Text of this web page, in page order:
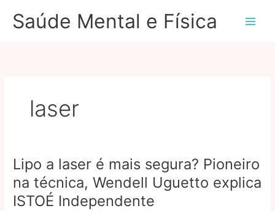
paraSaúde Mental e Física
laser
Lipo a laser é mais segura? Pioneiro
na técnica, Wendell Uguetto explica
ISTOÉ Independente